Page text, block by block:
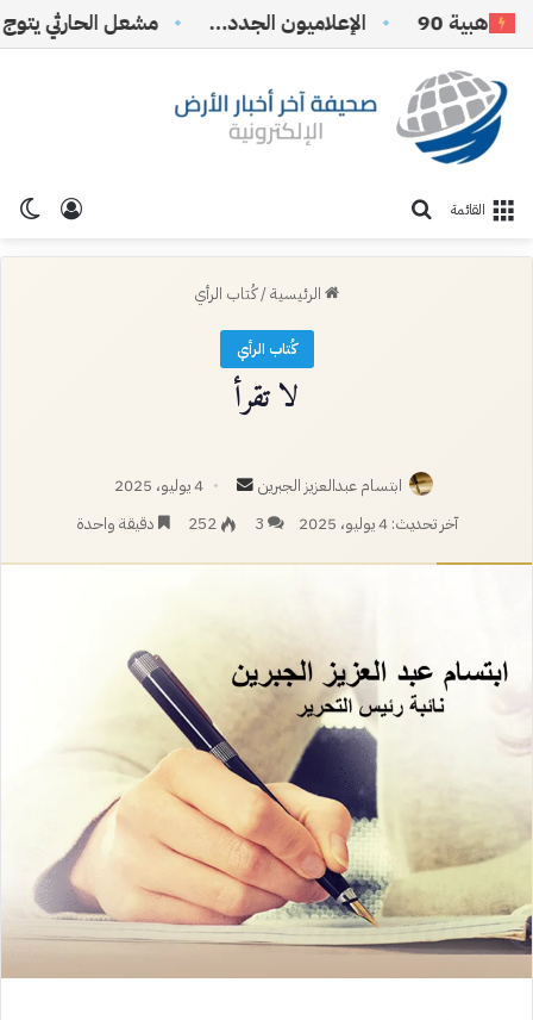
90 الإعلاميون الجدد…
تسجيل القائمة
الرئيسية/كُتاب الرأي
كُتاب الرأي
لا تقرأ
ابتسام عبدالعزيز الجبرين
أرسل
بريدا
4 يوليو، 2025
آخر تحديث: 4 يوليو، 2025
3
252 دقيقة واحدة